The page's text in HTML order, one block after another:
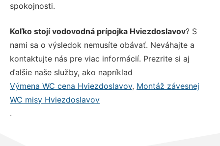
spokojnosti.
Koľko stojí vodovodná prípojka Hviezdoslavov? S
nami sa o výsledok nemusíte obávať. Neváhajte a
kontaktujte nás pre viac informácií. Prezrite si aj
ďalšie naše služby, ako napríklad
Výmena WC cena Hviezdoslavov, Montáž závesnej
WC misy Hviezdoslavov
.